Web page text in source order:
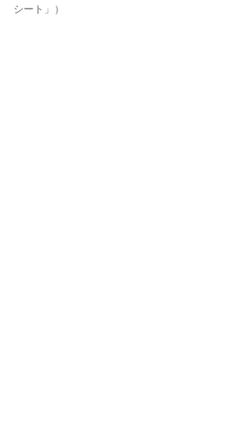
シート」）